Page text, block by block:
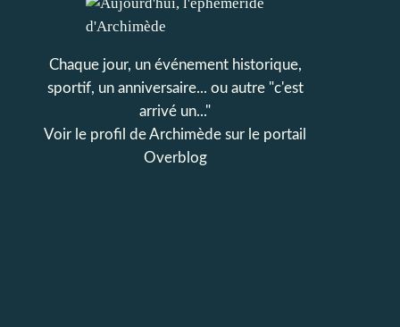
Chaque jour, un événement historique,
sportif, un anniversaire... ou autre "c'est
arrivé un..."
Voir le profil deArchimède sur le portail
Overblog